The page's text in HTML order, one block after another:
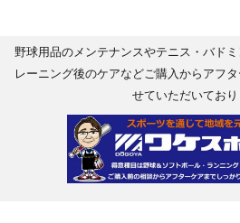
野球用品のメンテナンスやテニス・バド
レーニング後のケアなどご購入からアフ
せていただいており